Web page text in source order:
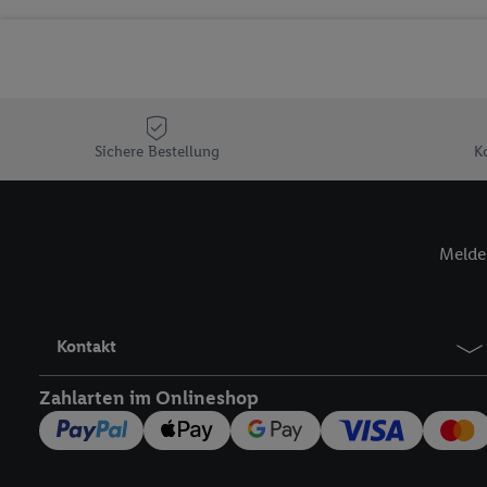
Sichere Bestellung
Kontakt
Zahlarten im Onlineshop
Sofern Sie hier Ihre
Plus-Konto einloggen,
zu erstellen (die
können, um Sie in
Hierzu wird von uns
Zudem erlauben Sie
den Lidl-Diensten
Wenn das der Fall ist,
Kundenkonto-
Insbesondere können
Nutzung der Utiq-
widerrufen - jederzeit
Telekommunikations-